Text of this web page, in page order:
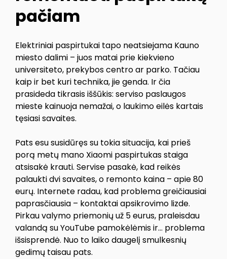
pačiam
Elektriniai paspirtukai tapo neatsiejama Kauno
miesto dalimi – juos matai prie kiekvieno
universiteto, prekybos centro ar parko. Tačiau
kaip ir bet kuri technika, jie genda. Ir čia
prasideda tikrasis iššūkis: serviso paslaugos
mieste kainuoja nemažai, o laukimo eilės kartais
tęsiasi savaites.
Pats esu susidūręs su tokia situacija, kai prieš
porą metų mano Xiaomi paspirtukas staiga
atsisakė krauti. Servise pasakė, kad reikės
palaukti dvi savaites, o remonto kaina – apie 80
eurų. Internete radau, kad problema greičiausiai
paprasčiausia – kontaktai apsikrovimo lizde.
Pirkau valymo priemonių už 5 eurus, praleisdau
valandą su YouTube pamokėlėmis ir… problema
išsisprendė. Nuo to laiko daugelį smulkesnių
gedimų taisau pats.